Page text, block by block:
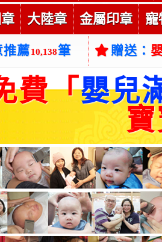
大陸章 金屬印章 寵
推薦10,138筆 贈送：
費「嬰兒